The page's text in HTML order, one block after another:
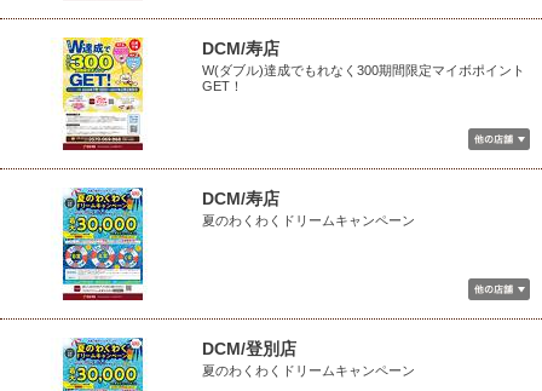
DCM/寿店
W(ダブル)達成でもれなく300期間限定マイボポイント
GET！
DCM/寿店
夏のわくわくドリームキャンペーン
DCM/登別店
夏のわくわくドリームキャンペーン